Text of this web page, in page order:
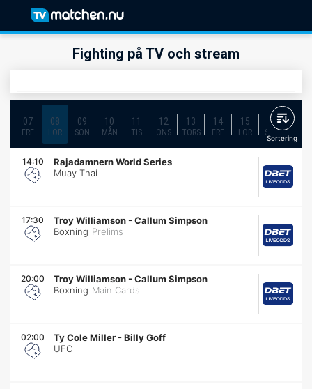
Fighting på TV och stream
07
FRE
08
LÖR
09
SÖN
10
MÅN
11
TIS
12
ONS
13
TORS
14
FRE
15
LÖR
16
SÖN
Sortering
14:10
Rajadamnern World Series
Muay Thai
17:30 Troy Williamson -Callum Simpson
Boxning Prelims
20:00 Troy Williamson -Callum Simpson
Boxning Main Cards
02:00 Ty Cole Miller -Billy Goff
UFC